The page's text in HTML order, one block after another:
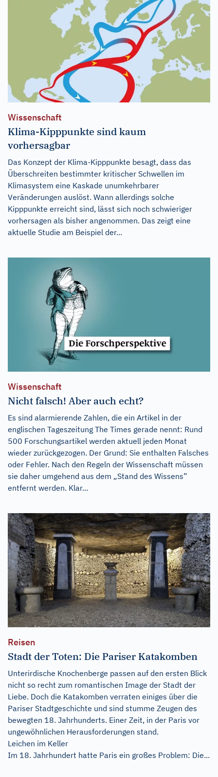
Wissenschaft
Klima-Kipppunkte sind kaum
vorhersagbar
Das Konzept der Klima-Kipppunkte besagt, dass das
Überschreiten bestimmter kritischer Schwellen im
Klimasystem eine Kaskade unumkehrbarer
Veränderungen auslöst. Wann allerdings solche
Kipppunkte erreicht sind, lässt sich noch schwieriger
vorhersagen als bisher angenommen. Das zeigt eine
aktuelle Studie am Beispiel der...
Wissenschaft
Nicht falsch! Aber auch echt?
Es sind alarmierende Zahlen, die ein Artikel in der
englischen Tageszeitung The Times gerade nennt: Rund
500 Forschungsartikel werden aktuell jeden Monat
wieder zurückgezogen. Der Grund: Sie enthalten Falsches
oder Fehler. Nach den Regeln der Wissenschaft müssen
sie daher umgehend aus dem „Stand des Wissens”
entfernt werden. Klar...
Reisen
Stadt der Toten: Die Pariser Katakomben
Unterirdische Knochenberge passen auf den ersten Blick
nicht so recht zum romantischen Image der Stadt der
Liebe. Doch die Katakomben verraten einiges über die
Pariser Stadtgeschichte und sind stumme Zeugen des
bewegten 18. Jahrhunderts. Einer Zeit, in der Paris vor
ungewöhnlichen Herausforderungen stand.
Leichen im Keller
Im 18. Jahrhundert hatte Paris ein großes Problem: Die...